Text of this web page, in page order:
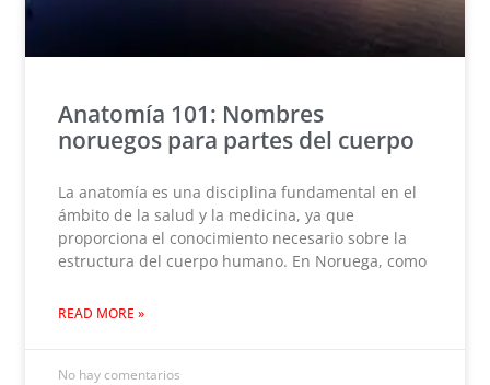
Anatomía 101: Nombres
noruegos para partes del cuerpo
La anatomía es una disciplina fundamental en el
ámbito de la salud y la medicina, ya que
proporciona el conocimiento necesario sobre la
estructura del cuerpo humano. En Noruega, como
READ MORE »
No hay comentarios